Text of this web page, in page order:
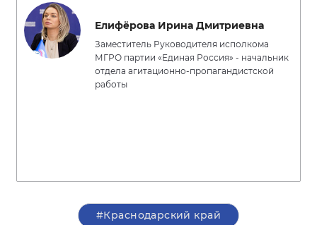
Елифёрова Ирина Дмитриевна
Заместитель Руководителя исполкома
МГРО партии «Единая Россия» - начальник
отдела агитационно-пропагандистской
работы
#Краснодарский край